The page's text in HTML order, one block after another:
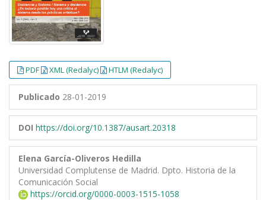
PDF XML (Redalyc) HTLM (Redalyc)
Publicado 28-01-2019
DOI https://doi.org/10.1387/ausart.20318
Elena García-Oliveros Hedilla
Universidad Complutense de Madrid. Dpto. Historia de la
Comunicación Social
https://orcid.org/0000-0003-1515-1058